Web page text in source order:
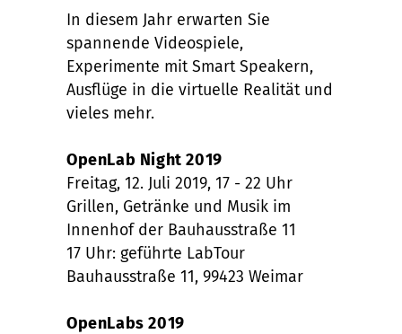
In diesem Jahr erwarten Sie
spannende Videospiele,
Experimente mit Smart Speakern,
Ausflüge in die virtuelle Realität und
vieles mehr.
OpenLab Night 2019
Freitag, 12. Juli 2019, 17 - 22 Uhr
Grillen, Getränke und Musik im
Innenhof der Bauhausstraße 11
17 Uhr: geführte LabTour
Bauhausstraße 11, 99423 Weimar
OpenLabs 2019